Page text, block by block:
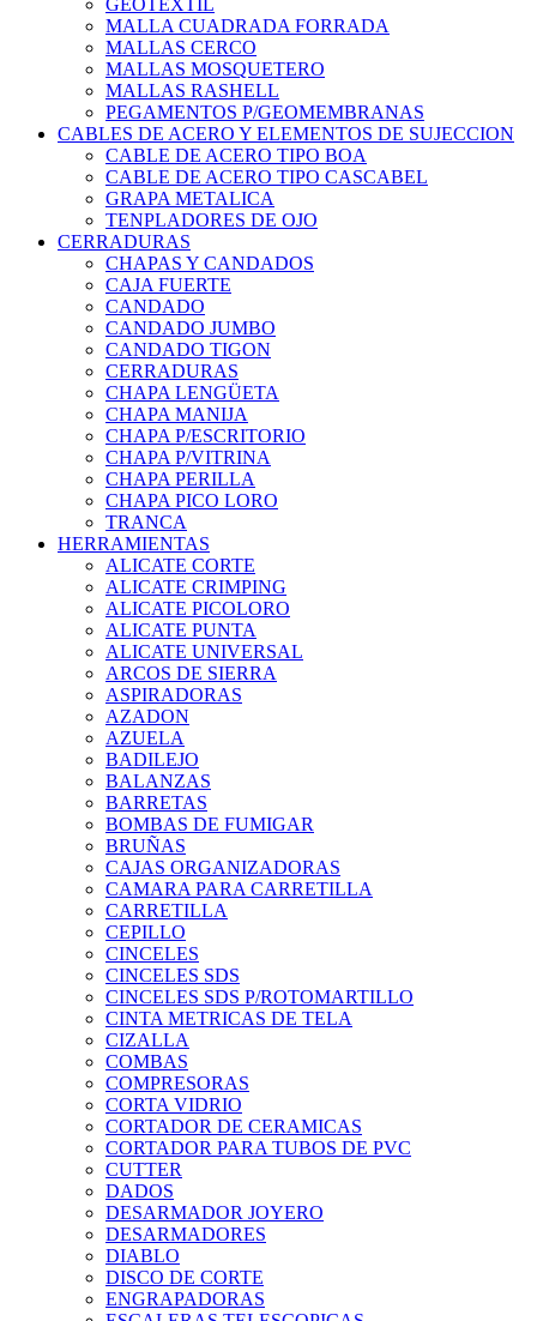
GEOTEXTIL
MALLA CUADRADA FORRADA
MALLAS CERCO
MALLAS MOSQUETERO
MALLAS RASHELL
PEGAMENTOS P/GEOMEMBRANAS
CABLES DE ACERO Y ELEMENTOS DE SUJECCION
CABLE DE ACERO TIPO BOA
CABLE DE ACERO TIPO CASCABEL
GRAPA METALICA
TENPLADORES DE OJO
CERRADURAS
CHAPAS Y CANDADOS
CAJA FUERTE
CANDADO
CANDADO JUMBO
CANDADO TIGON
CERRADURAS
CHAPA LENGÜETA
CHAPA MANIJA
CHAPA P/ESCRITORIO
CHAPA P/VITRINA
CHAPA PERILLA
CHAPA PICO LORO
TRANCA
HERRAMIENTAS
ALICATE CORTE
ALICATE CRIMPING
ALICATE PICOLORO
ALICATE PUNTA
ALICATE UNIVERSAL
ARCOS DE SIERRA
ASPIRADORAS
AZADON
AZUELA
BADILEJO
BALANZAS
BARRETAS
BOMBAS DE FUMIGAR
BRUÑAS
CAJAS ORGANIZADORAS
CAMARA PARA CARRETILLA
CARRETILLA
CEPILLO
CINCELES
CINCELES SDS
CINCELES SDS P/ROTOMARTILLO
CINTA METRICAS DE TELA
CIZALLA
COMBAS
COMPRESORAS
CORTA VIDRIO
CORTADOR DE CERAMICAS
CORTADOR PARA TUBOS DE PVC
CUTTER
DADOS
DESARMADOR JOYERO
DESARMADORES
DIABLO
DISCO DE CORTE
ENGRAPADORAS